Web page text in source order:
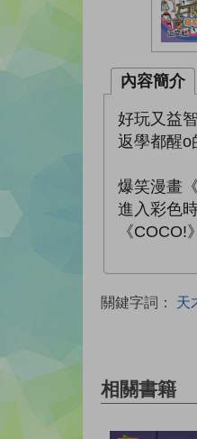
內容簡介
好玩又益智
返學都醒o
爆笑漫畫
進入彩色
《
關鍵字詞： 天
相關書籍